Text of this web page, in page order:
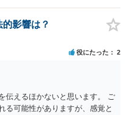
影響は？
役にたった 2
伝えるほかないと思います。 ご
る可能性がありますが、感覚と